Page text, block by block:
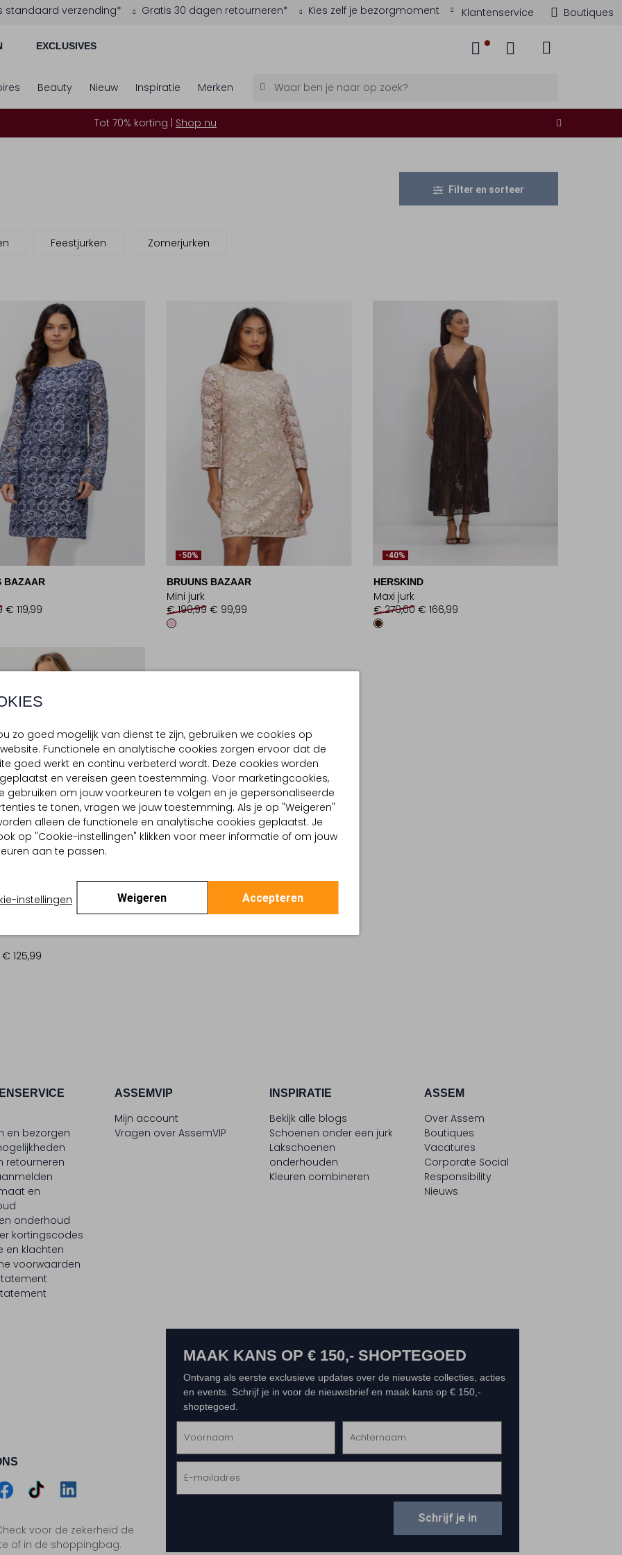
standaard verzending* Gratis 30 dagen retourneren* Kies zelf je bezorgmoment Klantenservice Boutiques
EXCLUSIVES
zo goed mogelijk van dienst te zijn, gebruiken we cookies op
Functionele en analytische cookies zorgen ervoor dat de
goed werkt en continu verbeterd wordt. Deze cookies worden
en vereisen geen toestemming. Voor marketingcookies,
gebruiken om jouw voorkeuren te volgen en je gepersonaliseerde
te tonen, vragen we jouw toestemming. Als je op "Weigeren"
alleen de functionele en analytische cookies geplaatst. Je
op "Cookie-instellingen" klikken voor meer informatie of om jouw
aan te passen.
instellingen Weigeren Accepteren
Beauty Nieuw Inspiratie Merken
Tot 70% korting | Shop nu
Filter en sorteer
Feestjurken Zomerjurken
BAZAAR
€ 119,99
-50%
BRUUNS BAZAAR
Mini jurk
€ 199,99 € 99,99
-40%
HERSKIND
Maxi jurk
€ 279,00 € 166,99
€ 125,99
en bezorgen
retourneren
en
onderhoud
kortingscodes
en klachten
voorwaarden
ASSEMVIP
Mijn account
Vragen over AssemVIP
INSPIRATIE
Bekijk alle blogs
Schoenen onder een jurk
Lakschoenen
onderhouden
Kleuren combineren
ASSEM
Over Assem
Boutiques
Vacatures
Corporate Social
Responsibility
Nieuws
TikTokLinkedIn
voor de zekerheid de
of in de shoppingbag.
MAAK KANS OP € 150,- SHOPTEGOED
Ontvang als eerste exclusieve updates over de nieuwste collecties, acties
en events. Schrijf je in voor de nieuwsbrief en maak kans op € 150,-
shoptegoed.
Schrijf je in